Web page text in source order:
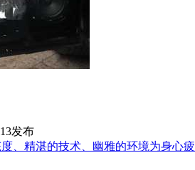
发布
、精湛的技术、幽雅的环境为身心疲